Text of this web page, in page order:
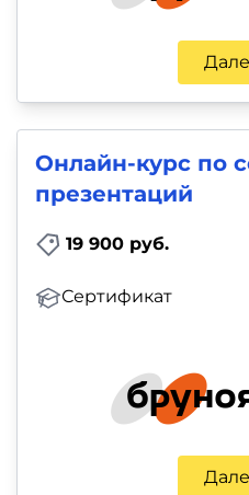
Онлайн-курс по
презентаций
19 900 руб.
Сертификат